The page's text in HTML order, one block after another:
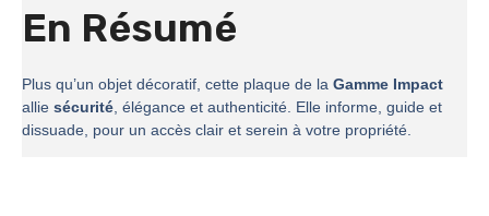
En Résumé
Plus qu’un objet décoratif, cette plaque de la Gamme Impact
allie sécurité, élégance et authenticité. Elle informe, guide et
dissuade, pour un accès clair et serein à votre propriété.